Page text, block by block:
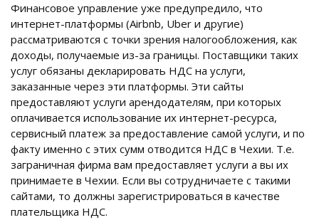
Финансовое управление уже предупредило, что
интернет-платформы (Airbnb, Uber и другие)
рассматриваются с точки зрения налогообложения, как
доходы, получаемые из-за границы. Поставщики таких
услуг обязаны декларировать НДС на услуги,
заказанные через эти платформы. Эти сайты
предоставляют услуги арендодателям, при которых
оплачивается использование их интернет-ресурса,
сервисный платеж за предоставление самой услуги, и по
факту именно с этих сумм отводится НДС в Чехии. Т.е.
заграничная фирма вам предоставляет услуги а вы их
принимаете в Чехии. Если вы сотрудничаете с такими
сайтами, то должны зарегистрироваться в качестве
плательщика НДС.